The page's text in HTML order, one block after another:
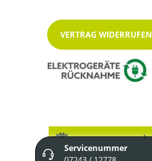
VERTRAG WIDERRUFEN
Servicenummer